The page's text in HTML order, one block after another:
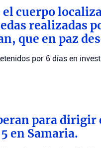
cuerpo
realizadas
que en paz
por 6 días en
para
en Samaria.